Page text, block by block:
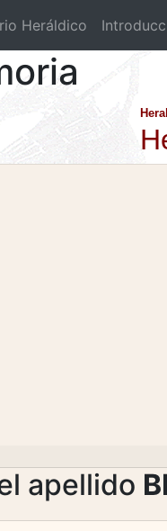
Heráldico
apellido